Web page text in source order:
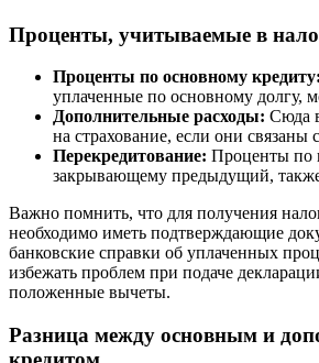
Проценты, учитываемые в
Проценты по основному кредиту:
уплаченные по основному долгу,
Дополнительные расходы: Сюда
на страхование, если они связаны
Перекредитование: Проценты по
закрывающему предыдущий,
Важно помнить, что для получения
необходимо иметь подтверждающие
банковские справки об уплаченных
избежать проблем при подаче
положенные вычеты.
Разница между основным и